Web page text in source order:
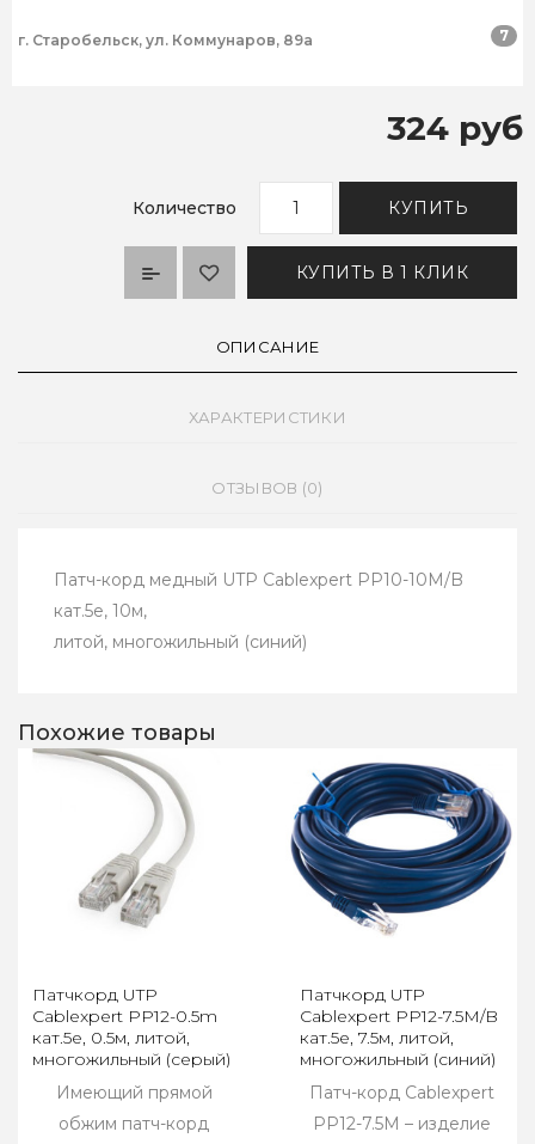
г. Старобельск, ул. Коммунаров, 89а 7
324 руб
Количество КУПИТЬ
КУПИТЬ В 1 КЛИК
ОПИСАНИЕ
ХАРАКТЕРИСТИКИ
ОТЗЫВОВ (0)
Патч-корд медный UTP Cablexpert PP10-10M/B
кат.5e, 10м,
литой, многожильный (синий)
Похожие товары
Патчкорд UTP
Cablexpert PP12-0.5m
кат.5e, 0.5м, литой,
многожильный (серый)
Имеющий прямой
обжим патч-корд
Патчкорд UTP
Cablexpert PP12-7.5M/B
кат.5e, 7.5м, литой,
многожильный (синий)
Патч-корд Cablexpert
PP12-7.5M – изделие